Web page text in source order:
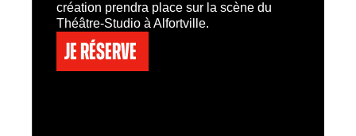
création prendra place sur la scène du
Théâtre-Studio à Alfortville.
Je réserve